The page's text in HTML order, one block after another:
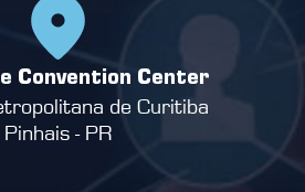
Convention Center
de Curitiba
Pinhais - PR